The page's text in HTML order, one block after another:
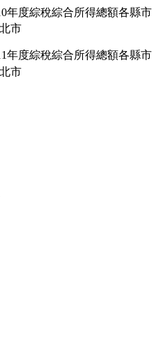
年度綜稅綜合所得總額各縣市
市
年度綜稅綜合所得總額各縣市
市